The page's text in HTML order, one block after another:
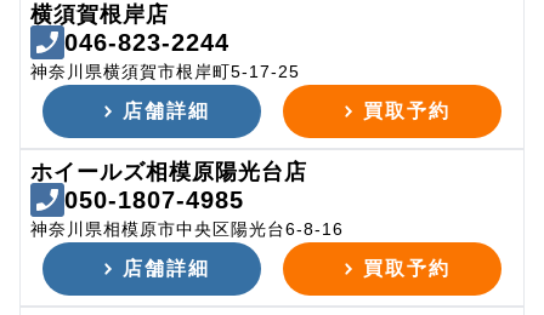
横須賀根岸店
046-823-2244
神奈川県横須賀市根岸町5-17-25
店舗詳細 買取予約
ホイールズ相模原陽光台店
050-1807-4985
神奈川県相模原市中央区陽光台6-8-16
店舗詳細 買取予約